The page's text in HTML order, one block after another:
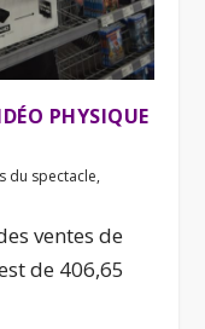
PHYSIQUE
du spectacle,
ventes de
de 406,65